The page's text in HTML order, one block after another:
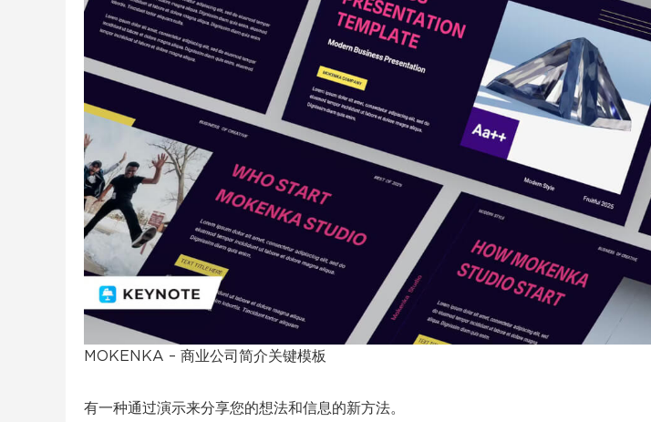
MOKENKA – 商业公司简介关键模板
有一种通过演示来分享您的想法和信息的新方法。